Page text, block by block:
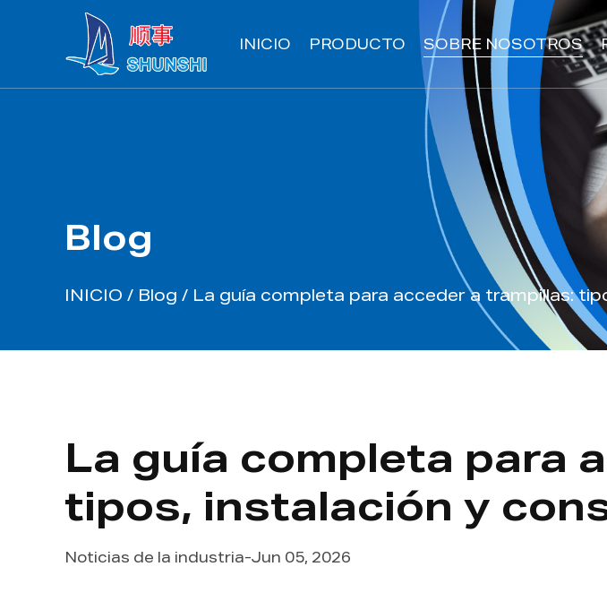
INICIO PRODUCTO SOBRE NOSOTROS
Blog
INICIO / Blog / La guía completa para acceder a trampillas:
La guía completa para
tipos, instalación y
Noticias de la industria-Jun 05, 2026